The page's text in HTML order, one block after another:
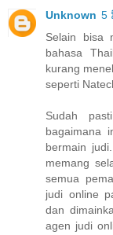
Unknown 5
Selain bisa
bahasa
kurang
seperti
Sudah
bagaimana
bermain
memang
semua
judi online
dan
agen judi